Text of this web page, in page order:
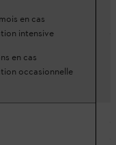
en cas
intensive
en cas
occasionnelle